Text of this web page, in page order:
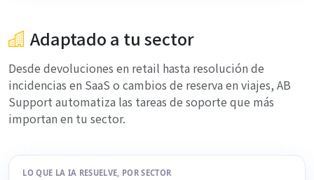
Adaptado a tu sector
Desde devoluciones en retail hasta resolución de
incidencias en SaaS o cambios de reserva en viajes, AB
Support automatiza las tareas de soporte que más
importan en tu sector.
LO QUE LA IA RESUELVE, POR SECTOR